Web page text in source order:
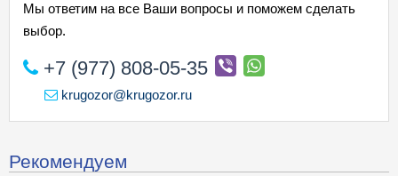
Мы ответим на все Ваши вопросы и поможем сделать
выбор.
+7 (977) 808-05-35
krugozor@krugozor.ru
Рекомендуем